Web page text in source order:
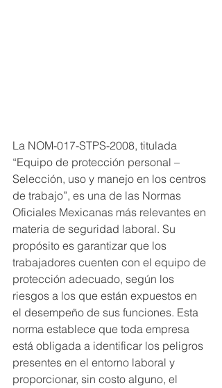
La NOM-017-STPS-2008, titulada
“Equipo de protección personal –
Selección, uso y manejo en los centros
de trabajo”, es una de las Normas
Oficiales Mexicanas más relevantes en
materia de seguridad laboral. Su
propósito es garantizar que los
trabajadores cuenten con el equipo de
protección adecuado, según los
riesgos a los que están expuestos en
el desempeño de sus funciones. Esta
norma establece que toda empresa
está obligada a identificar los peligros
presentes en el entorno laboral y
proporcionar, sin costo alguno, el